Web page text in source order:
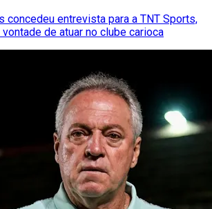
concedeu entrevista para a TNT Sports,
de atuar no clube carioca